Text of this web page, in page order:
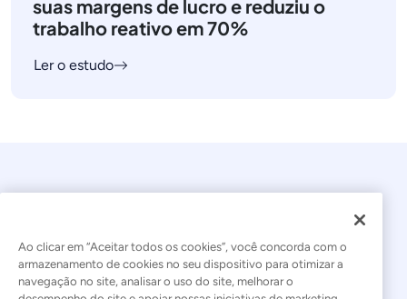
suas margens de lucro e reduziu o
trabalho reativo em 70%
Ler o estudo
© 2026 Kaseya. Todos os direitos reservados.
Ao clicar em “Aceitar todos os cookies”, você concorda com o
armazenamento de cookies no seu dispositivo para otimizar a
navegação no site, analisar o uso do site, melhorar o